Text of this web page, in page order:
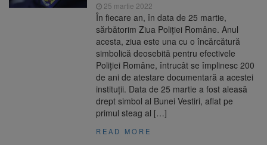
25 martie 2022
În fiecare an, în data de 25 martie,
sărbătorim Ziua Poliției Române. Anul
acesta, ziua este una cu o încărcătură
simbolică deosebită pentru efectivele
Poliției Române, întrucât se împlinesc 200
de ani de atestare documentară a acestei
instituții. Data de 25 martie a fost aleasă
drept simbol al Bunei Vestiri, aflat pe
primul steag al […]
READ MORE